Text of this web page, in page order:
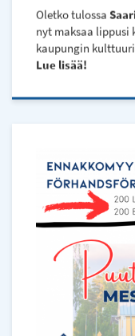
Oletko tulossa
nyt maksaa lippusi
kaupungin
Lue lisää